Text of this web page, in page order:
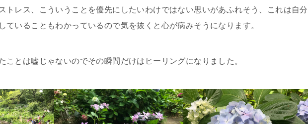
トレス、こういうことを優先にしたいわけではない思いがあふれそう、これは自分
ていることもわかっているので気を抜くと心が病みそうになります。
ことは嘘じゃないのでその瞬間だけはヒーリングになりました。